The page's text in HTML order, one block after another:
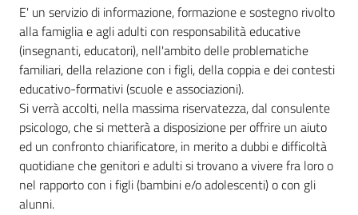
Newsletter
E' un servizio di informazione, formazione e sostegno rivolto
alla famiglia e agli adulti con responsabilità educative
(insegnanti, educatori), nell'ambito delle problematiche
familiari, della relazione con i figli, della coppia e dei contesti
educativo-formativi (scuole e associazioni).
Si verrà accolti, nella massima riservatezza, dal consulente
psicologo, che si metterà a disposizione per offrire un aiuto
ed un confronto chiarificatore, in merito a dubbi e difficoltà
quotidiane che genitori e adulti si trovano a vivere fra loro o
nel rapporto con i figli (bambini e/o adolescenti) o con gli
alunni.